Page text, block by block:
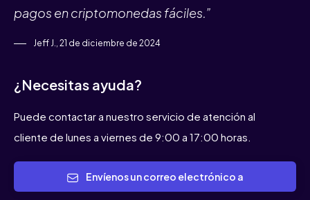
pagos en criptomonedas fáciles.”
Jeff J., 21 de diciembre de 2024
¿Necesitas ayuda?
Puede contactar a nuestro servicio de atención al
cliente de lunes a viernes de 9:00 a 17:00 horas.